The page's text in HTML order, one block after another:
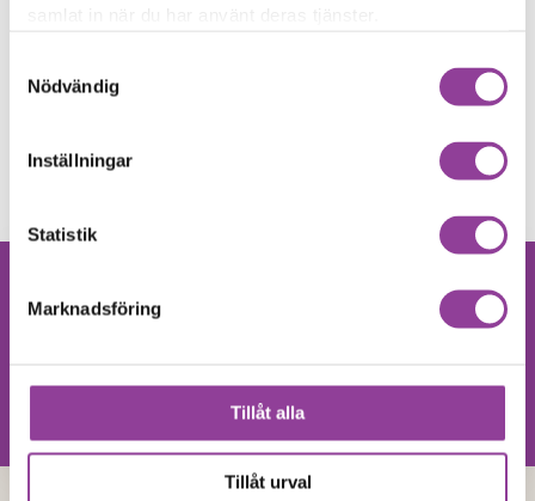
Nödvändig
Inställningar
Statistik
Marknadsföring
Tillåt alla
Tillåt urval
899,00 kr
Felsökning
399,00kr
Hittar du inte
Vi utför alla olika reparationer.
Vänligen kontakta oss!
Kontakta oss